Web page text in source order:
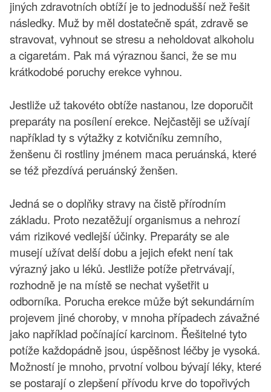
jiných zdravotních obtíží je to jednodušší než řešit
následky. Muž by měl dostatečně spát, zdravě se
stravovat, vyhnout se stresu a neholdovat alkoholu
a cigaretám. Pak má výraznou šanci, že se mu
krátkodobé poruchy erekce vyhnou.
Jestliže už takovéto obtíže nastanou, lze doporučit
preparáty na posílení erekce. Nejčastěji se užívají
například ty s výtažky z kotvičníku zemního,
ženšenu či rostliny jménem maca peruánská, které
se též přezdívá peruánský ženšen.
Jedná se o doplňky stravy na čistě přírodním
základu. Proto nezatěžují organismus a nehrozí
vám rizikové vedlejší účinky. Preparáty se ale
musejí užívat delší dobu a jejich efekt není tak
výrazný jako u léků. Jestliže potíže přetrvávají,
rozhodně je na místě se nechat vyšetřit u
odborníka. Porucha erekce může být sekundárním
projevem jiné choroby, v mnoha případech závažné
jako například počínající karcinom. Řešitelné tyto
potíže každopádně jsou, úspěšnost léčby je vysoká.
Možností je mnoho, prvotní volbou bývají léky, které
se postarají o zlepšení přívodu krve do topořivých